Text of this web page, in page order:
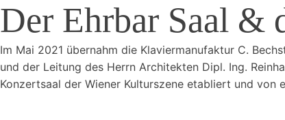
Der Ehrbar Saal &
Im Mai 2021 übernahm die Klaviermanufaktur C.
und der Leitung des Herrn Architekten Dipl. Ing.
Konzertsaal der Wiener Kulturszene etabliert und